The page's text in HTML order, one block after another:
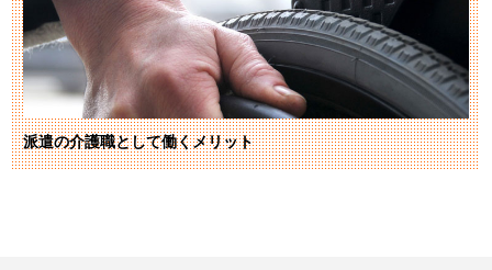
派遣の介護職として働くメリット